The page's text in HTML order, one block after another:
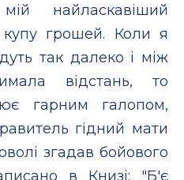
найласкавіший
купу грошей. Коли я
так далеко і між
відстань, то
гарним галопом,
гідний мати
згадав бойового
в Книзі: "Б'є